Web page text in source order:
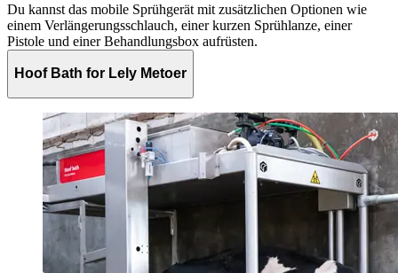
Du kannst das mobile Sprühgerät mit zusätzlichen Optionen wie
einem Verlängerungsschlauch, einer kurzen Sprühlanze, einer
Pistole und einer Behandlungsbox aufrüsten.
Hoof Bath for Lely Metoer